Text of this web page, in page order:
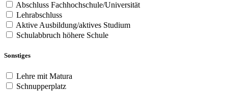
Abschluss Fachhochschule/Universität
Lehrabschluss
Aktive Ausbildung/aktives Studium
Schulabbruch höhere Schule
Sonstiges
Lehre mit Matura
Schnupperplatz